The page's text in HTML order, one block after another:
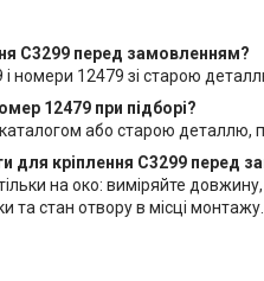
C3299 перед замовленням?
і номери 12479 зі старою
12479 при підборі?
або старою деталлю,
для кріплення C3299 перед
на око: виміряйте
та стан отвору в місці монтажу.